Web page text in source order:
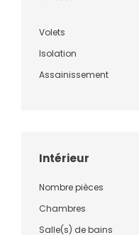
Volets
Isolation
Assainissement
Intérieur
Nombre pièces
Chambres
Salle(s) de bains